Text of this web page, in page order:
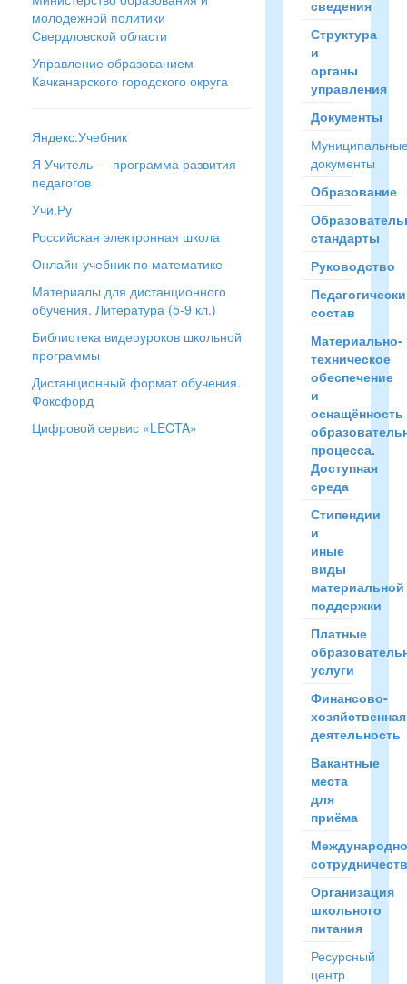
молодежной политики
Свердловской области
Управление образованием
Качканарского городского округа
Яндекс.Учебник
Я Учитель — программа развития
педагогов
Учи.Ру
Российская электронная школа
Онлайн-учебник по математике
Материалы для дистанционного
обучения. Литература (5-9 кл.)
Библиотека видеоуроков школьной
программы
Дистанционный формат обучения.
Фоксфорд
Цифровой сервис «LECTA»
сведения
Структура
и
органы
управления
Документы
документы
Образование
стандарты
Руководство
состав
Материально-
техническое
обеспечение
и
оснащённость
процесса.
Доступная
среда
Стипендии
и
иные
виды
материальной
поддержки
Платные
услуги
Финансово-
хозяйственная
деятельность
Вакантные
места
для
приёма
Организация
школьного
питания
Ресурсный
центр